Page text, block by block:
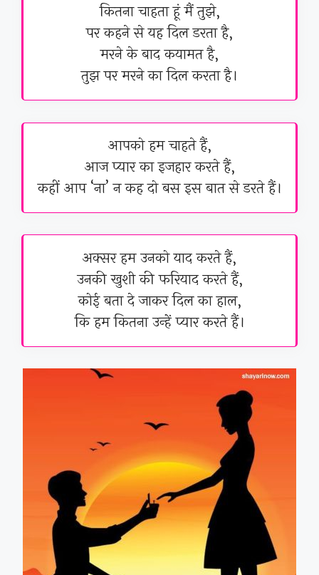
कितना चाहता हूं मैं तुझे,
पर कहने से यह दिल डरता है,
मरने के बाद कयामत है,
तुझ पर मरने का दिल करता है।
आपको हम चाहते हैं,
आज प्यार का इजहार करते हैं,
कहीं आप ‘ना’ न कह दो बस इस बात से डरते हैं।
अक्सर हम उनको याद करते हैं,
उनकी खुशी की फरियाद करते हैं,
कोई बता दे जाकर दिल का हाल,
कि हम कितना उन्हें प्यार करते हैं।